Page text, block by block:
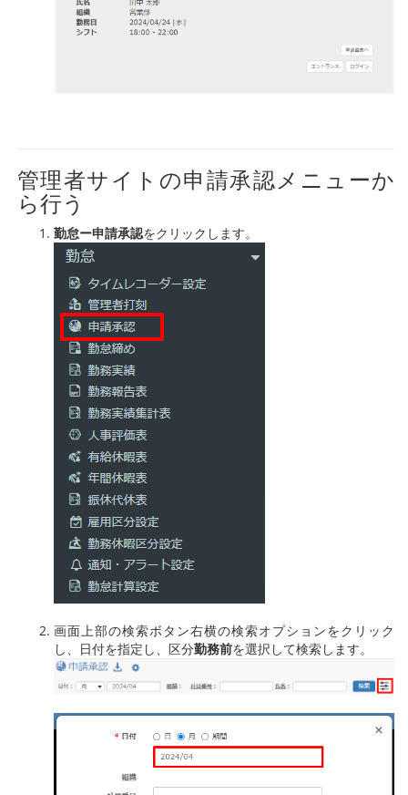
管理者サイトの申請承認メニューか
ら行う
勤怠ー申請承認をクリックします。
画面上部の検索ボタン右横の検索オプションをクリック
し、日付を指定し、区分勤務前を選択して検索します。